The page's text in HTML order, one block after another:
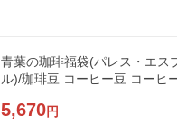
青葉の珈琲福袋(パレス・エス
ル)/珈琲豆 コーヒー豆 コーヒ
5,670円